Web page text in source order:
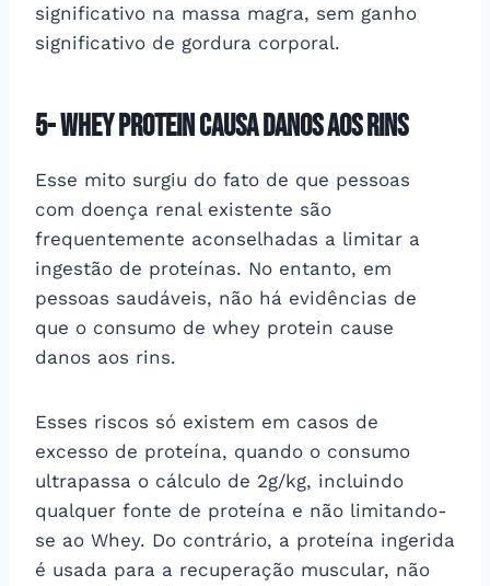
significativo na massa magra, sem ganho
significativo de gordura corporal.
5- Whey protein causa danos aos rins
Esse mito surgiu do fato de que pessoas
com doença renal existente são
frequentemente aconselhadas a limitar a
ingestão de proteínas. No entanto, em
pessoas saudáveis, não há evidências de
que o consumo de whey protein cause
danos aos rins.
Esses riscos só existem em casos de
excesso de proteína, quando o consumo
ultrapassa o cálculo de 2g/kg, incluindo
qualquer fonte de proteína e não limitando-
se ao Whey. Do contrário, a proteína ingerida
é usada para a recuperação muscular, não